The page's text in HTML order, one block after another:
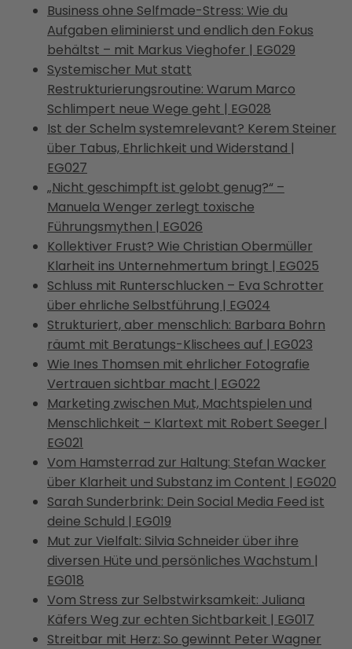
Business ohne Selfmade-Stress: Wie du
Aufgaben eliminierst und endlich den Fokus
behältst – mit Markus Vieghofer | EG029
Systemischer Mut statt
Restrukturierungsroutine: Warum Marco
Schlimpert neue Wege geht | EG028
Ist der Schelm systemrelevant? Kerem Steiner
über Tabus, Ehrlichkeit und Widerstand |
EG027
„Nicht geschimpft ist gelobt genug?“ –
Manuela Wenger zerlegt toxische
Führungsmythen | EG026
Kollektiver Frust? Wie Christian Obermüller
Klarheit ins Unternehmertum bringt | EG025
Schluss mit Runterschlucken – Eva Schrotter
über ehrliche Selbstführung | EG024
Strukturiert, aber menschlich: Barbara Bohrn
räumt mit Beratungs-Klischees auf | EG023
Wie Ines Thomsen mit ehrlicher Fotografie
Vertrauen sichtbar macht | EG022
Marketing zwischen Mut, Machtspielen und
Menschlichkeit – Klartext mit Robert Seeger |
EG021
Vom Hamsterrad zur Haltung: Stefan Wacker
über Klarheit und Substanz im Content | EG020
Sarah Sunderbrink: Dein Social Media Feed ist
deine Schuld | EG019
Mut zur Vielfalt: Silvia Schneider über ihre
diversen Hüte und persönliches Wachstum |
EG018
Vom Stress zur Selbstwirksamkeit: Juliana
Käfers Weg zur echten Sichtbarkeit | EG017
Streitbar mit Herz: So gewinnt Peter Wagner